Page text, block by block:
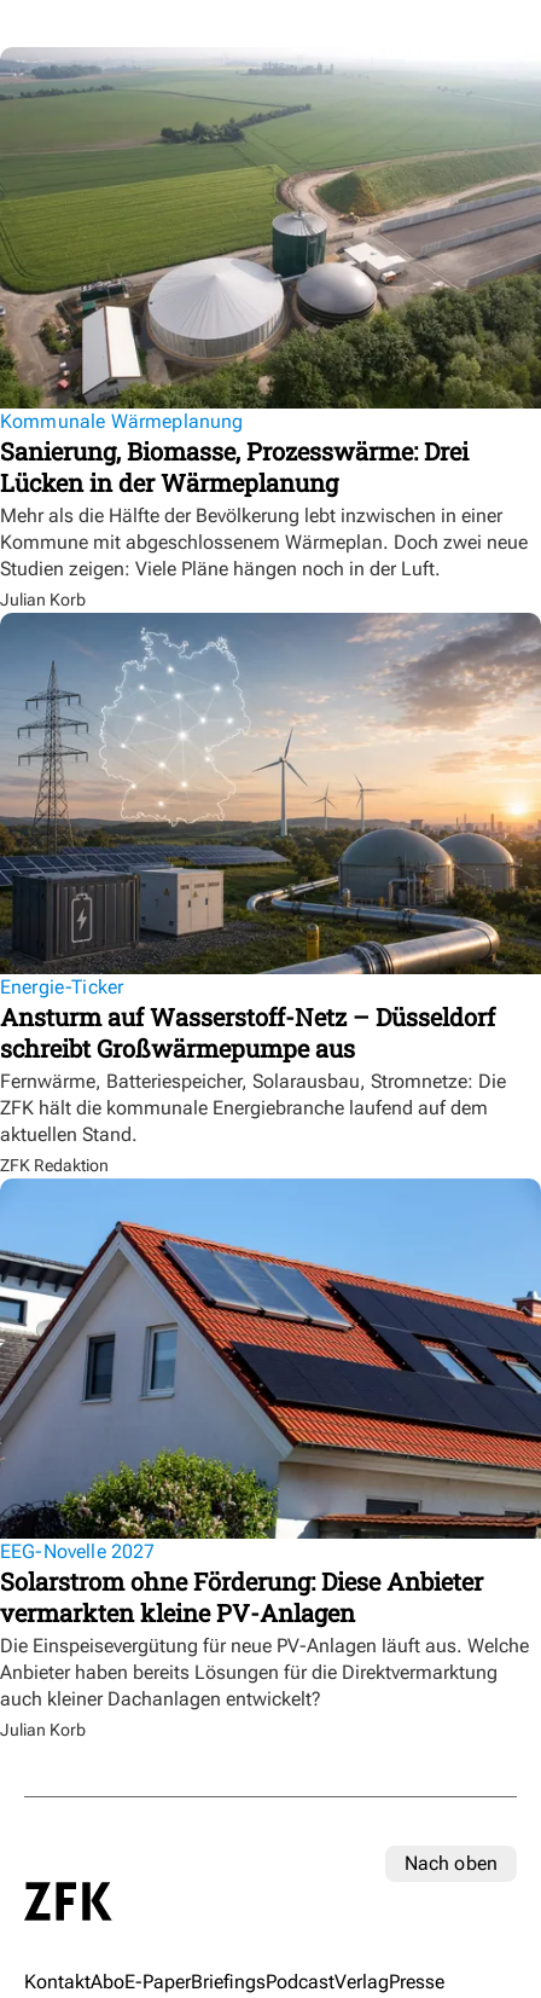
Kommunale Wärmeplanung
Sanierung, Biomasse, Prozesswärme: Drei
Lücken in der Wärmeplanung
Mehr als die Hälfte der Bevölkerung lebt inzwischen in einer
Kommune mit abgeschlossenem Wärmeplan. Doch zwei neue
Studien zeigen: Viele Pläne hängen noch in der Luft.
Julian Korb
Energie-Ticker
Ansturm auf Wasserstoff-Netz – Düsseldorf
schreibt Großwärmepumpe aus
Fernwärme, Batteriespeicher, Solarausbau, Stromnetze: Die
ZFK hält die kommunale Energiebranche laufend auf dem
aktuellen Stand.
ZFK Redaktion
EEG-Novelle 2027
Solarstrom ohne Förderung: Diese Anbieter
vermarkten kleine PV-Anlagen
Die Einspeisevergütung für neue PV-Anlagen läuft aus. Welche
Anbieter haben bereits Lösungen für die Direktvermarktung
auch kleiner Dachanlagen entwickelt?
Julian Korb
Nach oben
KontaktAboE-PaperBriefingsPodcastVerlagPresse